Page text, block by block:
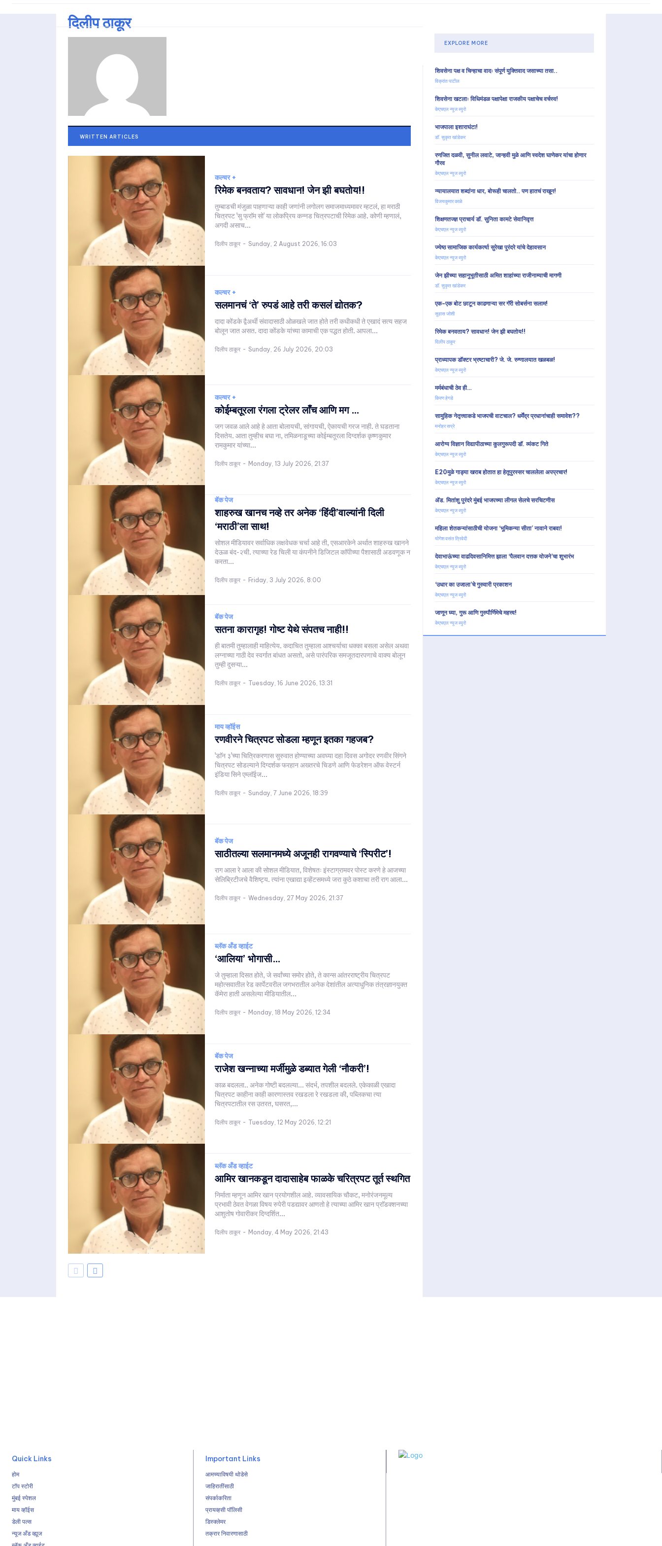
दिलीप ठाकूर
WRITTEN ARTICLES
कल्चर +
रिमेक बनवताय? सावधान! जेन झी बघतोय!!
तुम्बाडची मंजुळा पाहणाऱ्या काही जणांनी लगोलग समाजमाध्यमावर म्हटलं, हा मराठी
चित्रपट 'सु फ्राॅम सो' या लोकप्रिय कन्नड चित्रपटाची रिमेक आहे. कोणी म्हणालं,
अगदी असाच...
दिलीप ठाकूर - Sunday, 2 August 2026, 16:03
कल्चर +
सलमानचं ‘ते’ रुपडं आहे तरी कसलं द्योतक?
दादा कोंडके द्वैअर्थी संवादासाठी ओळखले जात होते तरी कधीकधी ते एखादं सत्य सहज
बोलून जात असत. दादा कोंडके यांच्या कामाची एक पद्धत होती. आपला...
दिलीप ठाकूर - Sunday, 26 July 2026, 20:03
कल्चर +
कोईम्बतूरला रंगला ट्रेलर लाँच आणि मग …
जग जवळ आले आहे हे आता बोलायची, सांगायची, ऐकायची गरज नाही. ते घडताना
दिसतेय. आता तुम्हीच बघा ना, तमिळनाडूच्या कोईम्बतूरला दिग्दर्शक कृष्णकुमार
रामकुमार यांच्या...
दिलीप ठाकूर - Monday, 13 July 2026, 21:37
बॅक पेज
शाहरुख खानच नव्हे तर अनेक ‘हिंदी’वाल्यांनी दिली
‘मराठी’ला साथ!
सोशल मीडियावर सर्वाधिक लक्षवेधक चर्चा आहे ती, एसआरकेने अर्थात शाहरुख खानने
दे‌ऊळ बंद-२ची. त्याच्या रेड चिली या कंपनीने डिजिटल काॅपीच्या पैशासाठी अडवणूक न
करता...
दिलीप ठाकूर - Friday, 3 July 2026, 8:00
बॅक पेज
सतना कारागृह! गोष्ट येथे संपतच नाही!!
ही बातमी तुम्हालाही माहित्येय. कदाचित तुम्हाला आश्चर्याचा धक्का बसला असेल अथवा
लग्नाच्या गाठी देव स्वर्गात बांधत असतो, असे पारंपरिक समजूतदारपणाचे वाक्य बोलून
तुम्ही दुसऱ्या...
दिलीप ठाकूर - Tuesday, 16 June 2026, 13:31
माय व्हॉईस
रणवीरने चित्रपट सोडला म्हणून इतका गहजब?
'डाॅन ३'च्या चित्रिकरणास सुरुवात होण्याच्या अवघ्या दहा दिवस अगोदर रणवीर सिंगने
चित्रपट सोडल्याने दिग्दर्शक फरहान अख्तरचे चिडणे आणि फेडरेशन ऑफ वेस्टर्न
इंडिया सिने एम्लाॅईज...
दिलीप ठाकूर - Sunday, 7 June 2026, 18:39
बॅक पेज
साठीतल्या सलमानमध्ये अजूनही रागवण्याचे ‘स्पिरीट’!
राग आला रे आला की सोशल मीडियात, विशेषतः इंस्टाग्रामवर पोस्ट करणे हे आजच्या
सेलिब्रिटीजचे वैशिष्ट्य. त्यांना एखाद्या इव्हेंटसमध्ये जरा कुठे कशाचा तरी राग आला...
दिलीप ठाकूर - Wednesday, 27 May 2026, 21:37
ब्लॅक अँड व्हाईट
‘आलिया’ भोगासी…
जे तुम्हाला दिसत होते, जे सर्वांच्या समोर होते, ते कान्स आंतरराष्ट्रीय चित्रपट
महोत्सवातील रेड कार्पेटवरील जगभरातील अनेक देशांतील अत्याधुनिक तंत्रज्ञानयुक्त
कॅमेरा हाती असलेल्या मीडियातील...
दिलीप ठाकूर - Monday, 18 May 2026, 12:34
बॅक पेज
राजेश खन्नाच्या मर्जीमुळे डब्यात गेली ‘नौकरी’!
काळ बदलला.. अनेक गोष्टी बदलल्या... संदर्भ, तपशील बदलले. एकेकाळी एखादा
चित्रपट काहीना काही कारणास्तव रखडला रे रखडला की, पब्लिकचा त्या
चित्रपटातील रस उतरत, घसरत,...
दिलीप ठाकूर - Tuesday, 12 May 2026, 12:21
ब्लॅक अँड व्हाईट
आमिर खानकडून दादासाहेब फाळके चरित्रपट तूर्त स्थगित
निर्माता म्हणून आमिर खान प्रयोगशील आहे. व्यावसायिक चौकट, मनोरंजनमूल्य
प्रभावी ठेवत वेगळा विषय रुपेरी पडद्यावर आणतो हे त्याच्या आमिर खान प्राॅडक्शनच्या
आशुतोष गोवारीकर दिग्दर्शित...
दिलीप ठाकूर - Monday, 4 May 2026, 21:43
EXPLORE MORE
शिवसेना पक्ष व चिन्हाचा वादः संपूर्ण युक्तिवाद जसाच्या तसा..
विक्रांत पाटील
शिवसेना खटलाः विधिमंडळ पक्षापेक्षा राजकीय पक्षाचेच वर्चस्व!
केएचएल न्यूज ब्युरो
भाजपाला इशाराघंटा!
डॉ. सुकृत खांडेकर
रणजित दळवी, सुनील लवाटे, जान्हवी मुळे आणि स्वदेश घाणेकर यांचा होणार
गौरव
केएचएल न्यूज ब्युरो
न्यायालयात शब्दांना धार, बोरूही चालतो.. पण हातचं राखून!
विजयकुमार काळे
शिक्षणतज्ज्ञ प्राचार्य डॉ. सुनिता कामटे सेवानिवृत्त
केएचएल न्यूज ब्युरो
ज्येष्ठ सामाजिक कार्यकर्त्या सुरेखा पुरंदरे यांचे देहावसान
केएचएल न्यूज ब्युरो
जेन झीच्या सहानुभूतीसाठी अमित शाहांच्या राजीनाम्याची मागणी
डॉ. सुकृत खांडेकर
एक-एक बोट छाटून काढणाऱ्या सर गॅरी सोबर्सना सलाम!
सुहास जोशी
रिमेक बनवताय? सावधान! जेन झी बघतोय!!
दिलीप ठाकूर
प्राध्यापक डॉक्टर भ्रष्टाचारी? जे. जे. रुग्णालयात खळबळ!
केएचएल न्यूज ब्युरो
मर्मबंधाची ठेव ही…
किरण हेगडे
सामुहिक नेतृत्त्वाकडे भाजपची वाटचाल? धर्मेंद्र प्रधानांचाही समावेश??
मनोहर सप्रे
आरोग्य विज्ञान विद्यापीठाच्या कुलगुरूपदी डॉ. व्यंकट गिते
केएचएल न्यूज ब्युरो
E20मुळे गाड्या खराब होतात हा हेतूपुरस्सर चाललेला अपप्रचार!
केएचएल न्यूज ब्युरो
ॲड. मितांशु पुरंदरे मुंबई भाजपच्या लीगल सेलचे सरचिटणीस
केएचएल न्यूज ब्युरो
महिला शेतकऱ्यांसाठीची योजना ‘भूमिकन्या सीता’ नावाने राबवा!
योगेश वसंत त्रिवेदी
देवाभाऊंच्या वाढदिवसानिमित्त झाला ‘पैलवान दत्तक योजने’चा शुभारंभ
केएचएल न्यूज ब्युरो
‘उधार का उजाला’चे गुरुवारी प्रकाशन
केएचएल न्यूज ब्युरो
जाणून घ्या, गुरू आणि गुरुपौर्णिमेचे महत्त्व!
केएचएल न्यूज ब्युरो
Quick Links
होम
टॉप स्टोरी
मुंबई स्पेशल
माय व्हॉईस
डेली पल्स
न्यूज अँड व्ह्यूज
Important Links
आमच्याविषयी थोडेसे
जाहिरातींसाठी
संपर्काकरिता
प्रायव्हसी पॉलिसी
डिस्क्लेमर
तक्रार निवारणासाठी